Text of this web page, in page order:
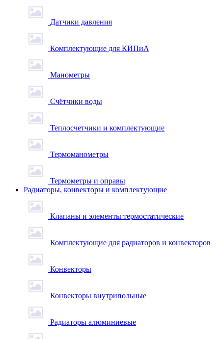
Датчики давления
Комплектующие для КИПиА
Манометры
Счётчики воды
Теплосчетчики и комплектующие
Термоманометры
Термометры и оправы
Радиаторы, конвекторы и комплектующие
Клапаны и элементы термостатические
Комплектующие для радиаторов и конвекторов
Конвекторы
Конвекторы внутрипольные
Радиаторы алюминиевые